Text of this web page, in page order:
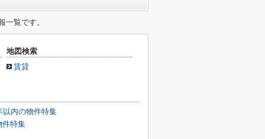
覧です。
地図検索
賃貸
以内の物件特集
件特集